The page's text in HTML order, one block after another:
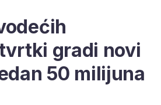
gradi novi
50 milijuna